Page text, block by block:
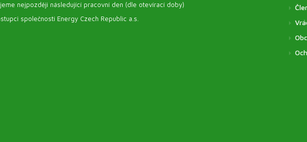
nejpozději následující pracovní den (dle otevírací doby)
společnosti Energy Czech Republic a.s.